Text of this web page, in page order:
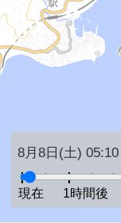
8月8日(土) 05:10
現在 1時間後